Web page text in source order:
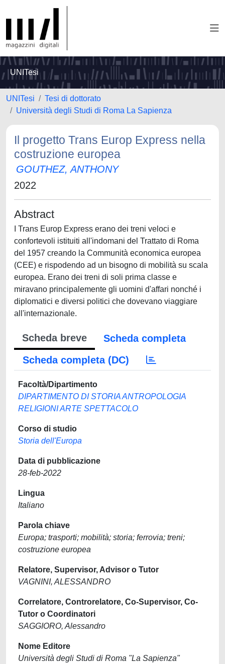
UNITesi
UNITesi
Tesi di dottorato
Università degli Studi di Roma La Sapienza
Il progetto Trans Europ Express nella
costruzione europea
GOUTHEZ, ANTHONY
2022
Abstract
I Trans Europ Express erano dei treni veloci e
confortevoli istituiti all'indomani del Trattato di Roma
del 1957 creando la Communità economica europea
(CEE) e rispodendo ad un bisogno di mobilità su scala
europea. Erano dei treni di soli prima classe e
miravano principalemente gli uomini d'affari nonché i
diplomatici e diversi politici che dovevano viaggiare
all'internazionale.
Scheda breve
Scheda completa
Scheda completa (DC)
Facoltà/Dipartimento
DIPARTIMENTO DI STORIA ANTROPOLOGIA
RELIGIONI ARTE SPETTACOLO
Corso di studio
Storia dell'Europa
Data di pubblicazione
28-feb-2022
Lingua
Italiano
Parola chiave
Europa; trasporti; mobilità; storia; ferrovia; treni;
costruzione europea
Relatore, Supervisor, Advisor o Tutor
VAGNINI, ALESSANDRO
Correlatore, Controrelatore, Co-Supervisor, Co-
Tutor o Coordinatori
SAGGIORO, Alessandro
Nome Editore
Università degli Studi di Roma "La Sapienza"